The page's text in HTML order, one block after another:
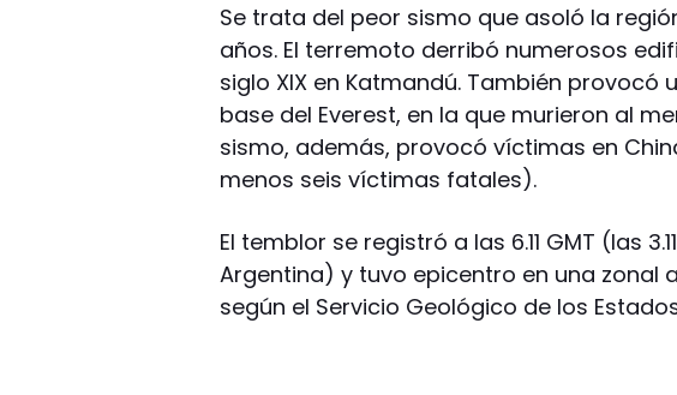
Se trata del peor sismo que asoló la
años. El terremoto derribó numerosos
siglo XIX en Katmandú. También provocó
base del Everest, en la que murieron al
sismo, además, provocó víctimas en
menos seis víctimas fatales).
El temblor se registró a las 6.11 GMT (las
Argentina) y tuvo epicentro en una zonal
según el Servicio Geológico de los